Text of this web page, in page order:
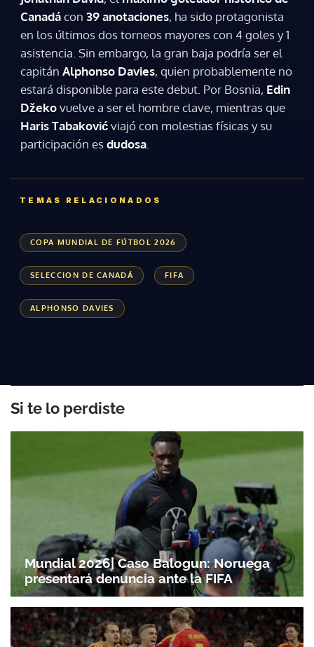
Gracias por suscribirte a nuestro boletín.
Canadácon 39 anotaciones, ha sido protagonista
en los últimos dos torneos mayores con 4 goles y 1
asistencia. Sin embargo, la gran baja podría ser el
capitán Alphonso Davies, quien probablemente no
estará disponible para este debut. Por Bosnia, Edin
Džekovuelve a ser el hombre clave, mientras que
Haris Tabakovićviajó con molestias físicas y su
participación esdudosa.
TEMAS RELACIONADOS
COPA MUNDIAL DE FÚTBOL 2026
SELECCION DE CANADÁ FIFA
ALPHONSO DAVIES
Si te lo perdiste
Mundial 2026| Caso Balogun: Noruega
presentará denuncia ante la FIFA